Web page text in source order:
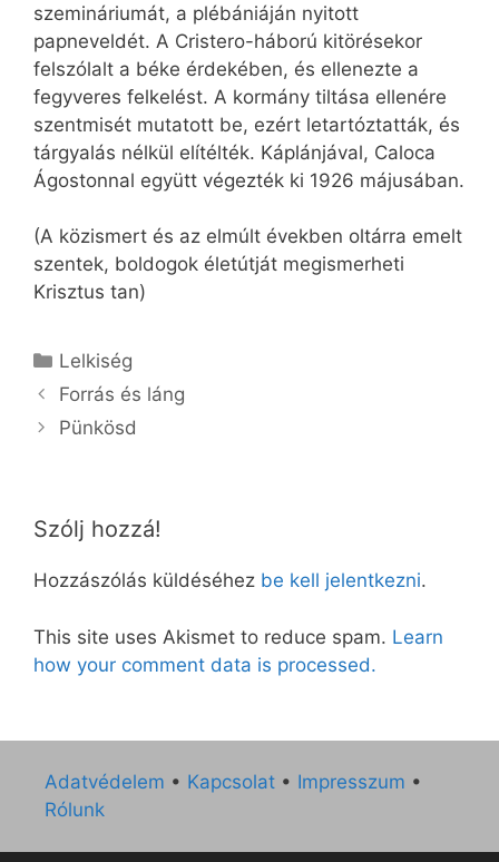
szemináriumát, a plébániáján nyitott
papneveldét. A Cristero-háború kitörésekor
felszólalt a béke érdekében, és ellenezte a
fegyveres felkelést. A kormány tiltása ellenére
szentmisét mutatott be, ezért letartóztatták, és
tárgyalás nélkül elítélték. Káplánjával, Caloca
Ágostonnal együtt végezték ki 1926 májusában.
(A közismert és az elmúlt években oltárra emelt
szentek, boldogok életútját megismerheti
Krisztus tan)
Kategória
Lelkiség
Forrás és láng
Pünkösd
Szólj hozzá!
Hozzászólás küldéséhez be kell jelentkezni.
This site uses Akismet to reduce spam. Learn
how your comment data is processed.
Adatvédelem • Kapcsolat • Impresszum •
Rólunk